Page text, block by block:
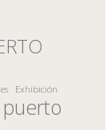
Exhibición